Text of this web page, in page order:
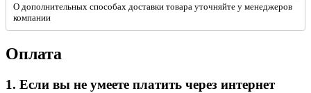
О дополнительных способах доставки товара уточняйте у менеджеров
компании
Оплата
1. Если вы не умеете платить через интернет